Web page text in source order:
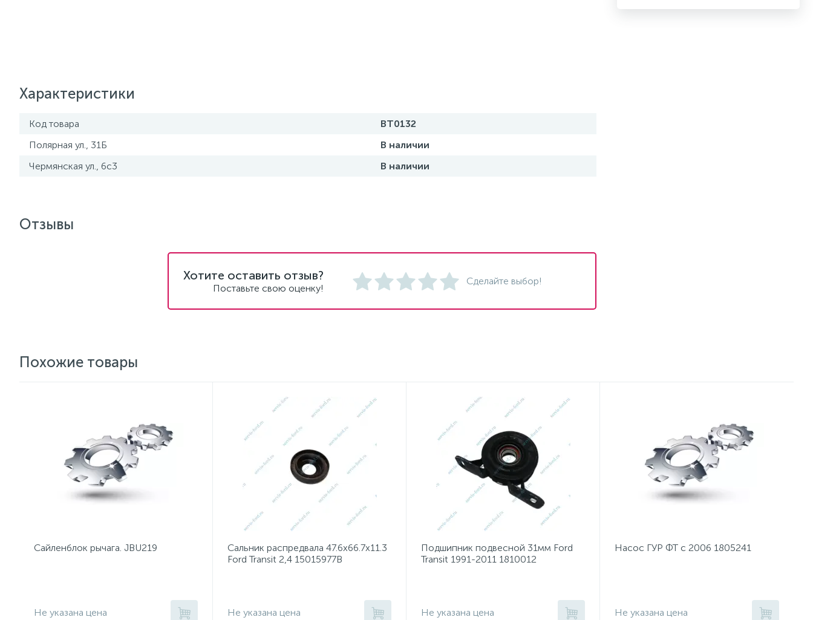
Характеристики
Код товара
BT0132
Полярная ул., 31Б
В наличии
Чермянская ул., 6с3
В наличии
Отзывы
Хотите оставить отзыв?
Поставьте свою оценку!
Сделайте выбор!
Похожие товары
Сайленблок рычага. JBU219
Не указана цена
Сальник распредвала 47.6x66.7x11.3
Ford Transit 2,4 15015977B
Не указана цена
Подшипник подвесной 31мм Ford
Transit 1991-2011 1810012
Не указана цена
Насос ГУР ФТ с 2006 1805241
Не указана цена